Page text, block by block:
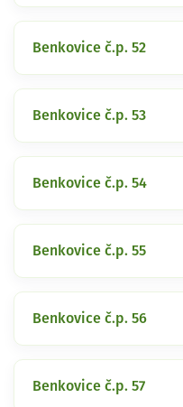
Benkovice č.p. 52
Benkovice č.p. 53
Benkovice č.p. 54
Benkovice č.p. 55
Benkovice č.p. 56
Benkovice č.p. 57